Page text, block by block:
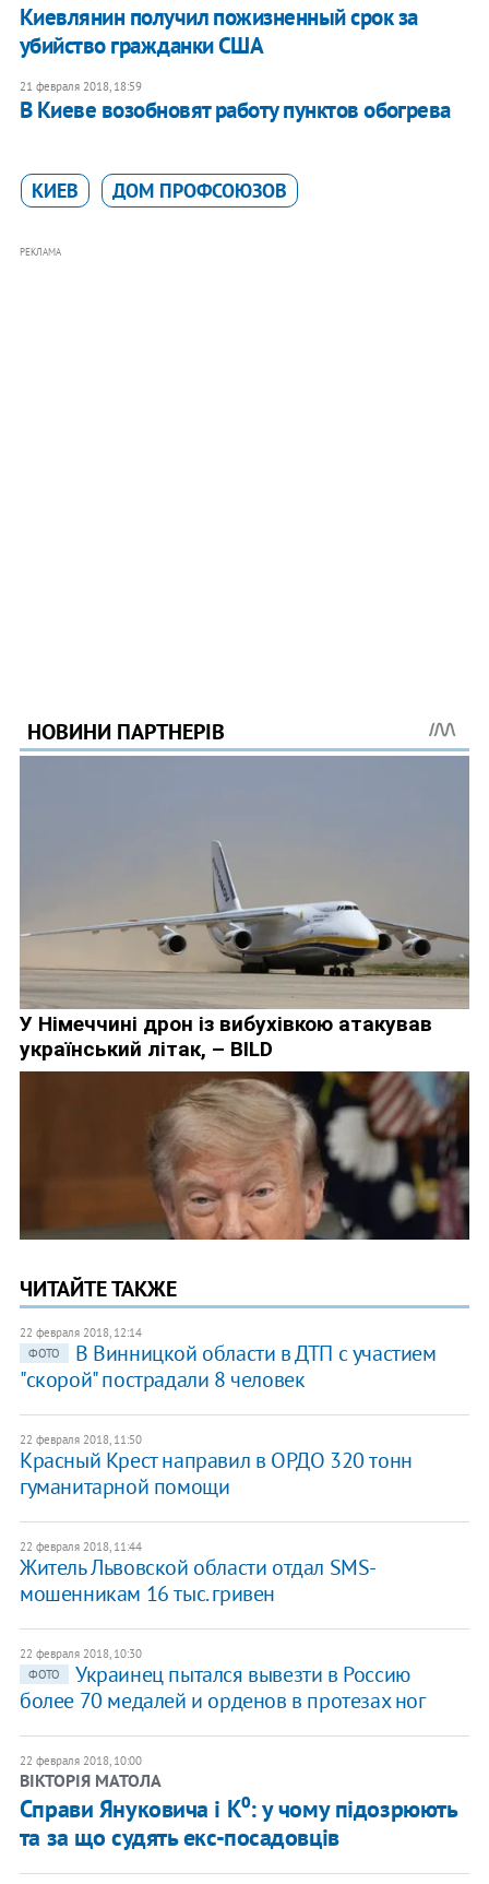
Киевлянин получил пожизненный срок за
убийство гражданки США
21 февраля 2018, 18:59
В Киеве возобновят работу пунктов обогрева
КИЕВ ДОМ ПРОФСОЮЗОВ
РЕКЛАМА
ЧИТАЙТЕ ТАКЖЕ
22 февраля 2018, 12:14
ФОТО
В Винницкой области в ДТП с участием
"скорой" пострадали 8 человек
22 февраля 2018, 11:50
Красный Крест направил в ОРДО 320 тонн
гуманитарной помощи
22 февраля 2018, 11:44
​Житель Львовской области отдал SMS-
мошенникам 16 тыс. гривен
22 февраля 2018, 10:30
ФОТО
​Украинец пытался вывезти в Россию
более 70 медалей и орденов в протезах ног
22 февраля 2018, 10:00
ВІКТОРІЯ МАТОЛА
Справи Януковича і К⁰: у чому підозрюють
та за що судять екс-посадовців